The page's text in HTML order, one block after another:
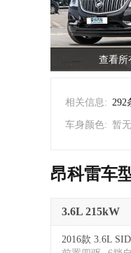
查看所
相关信息: 292
车身颜色: 暂无
昂科雷车
3.6L 215kW
2016款 3.6L